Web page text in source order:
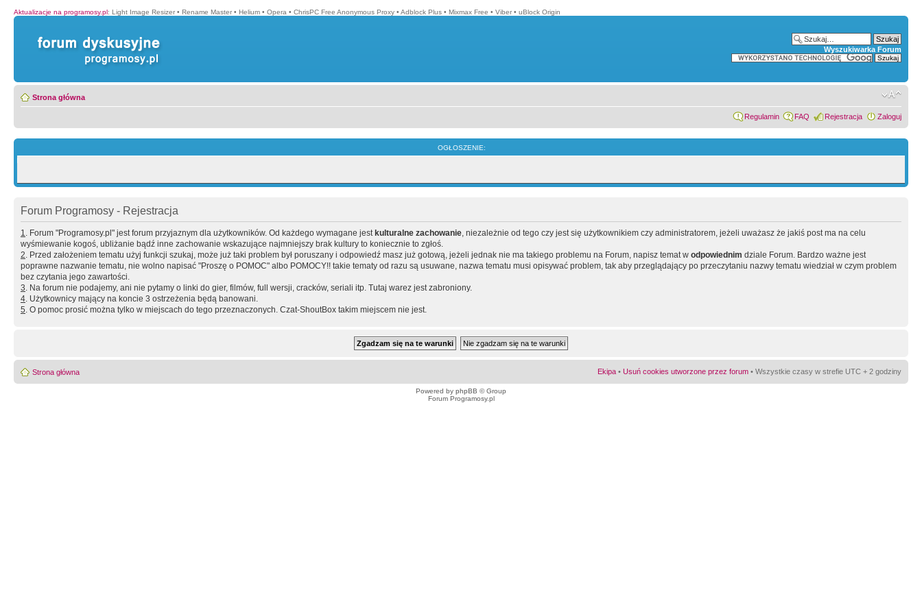
Aktualizacje na programosy.pl: Light Image Resizer • Rename Master • Helium • Opera • ChrisPC Free Anonymous Proxy • Adblock Plus • Mixmax Free • Viber • uBlock Origin
Wyszukiwarka Forum
Strona główna
Regulamin FAQ Rejestracja Zaloguj
OGŁOSZENIE:
Forum Programosy - Rejestracja
1. Forum "Programosy.pl" jest forum przyjaznym dla użytkowników. Od każdego wymagane jest kulturalne zachowanie, niezależnie od tego czy jest się użytkownikiem czy administratorem, jeżeli uważasz że jakiś post ma na celu
wyśmiewanie kogoś, ubliżanie bądź inne zachowanie wskazujące najmniejszy brak kultury to koniecznie to zgłoś.
2. Przed założeniem tematu użyj funkcji szukaj, może już taki problem był poruszany i odpowiedź masz już gotową, jeżeli jednak nie ma takiego problemu na Forum, napisz temat w odpowiednim dziale Forum. Bardzo ważne jest
poprawne nazwanie tematu, nie wolno napisać "Proszę o POMOC" albo POMOCY!! takie tematy od razu są usuwane, nazwa tematu musi opisywać problem, tak aby przeglądający po przeczytaniu nazwy tematu wiedział w czym problem
bez czytania jego zawartości.
3. Na forum nie podajemy, ani nie pytamy o linki do gier, filmów, full wersji, cracków, seriali itp. Tutaj warez jest zabroniony.
4. Użytkownicy mający na koncie 3 ostrzeżenia będą banowani.
5. O pomoc prosić można tylko w miejscach do tego przeznaczonych. Czat-ShoutBox takim miejscem nie jest.
Strona główna Ekipa • Usuń cookies utworzone przez forum • Wszystkie czasy w strefie UTC + 2 godziny
Powered by phpBB © Group
Forum Programosy.pl